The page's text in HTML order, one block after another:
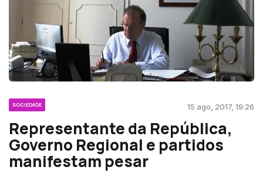
SOCIEDADE 15 ago, 2017, 19:26
Representante da República,
Governo Regional e partidos
manifestam pesar